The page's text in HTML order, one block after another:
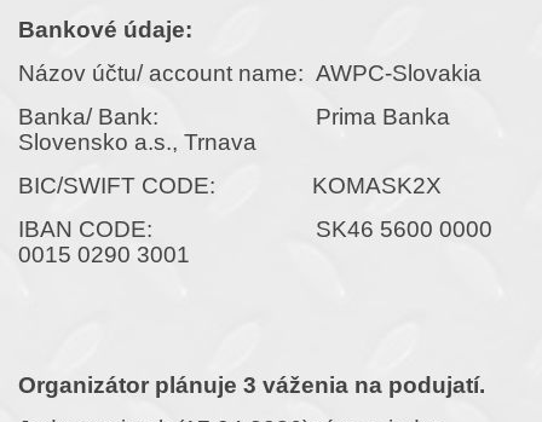
Bankové údaje:
Názov účtu/ account name: AWPC-Slovakia
Banka/ Bank: Prima Banka
Slovensko a.s., Trnava
BIC/SWIFT CODE: KOMASK2X
IBAN CODE: SK46 5600 0000
0015 0290 3001
Organizátor plánuje 3 váženia na podujatí.